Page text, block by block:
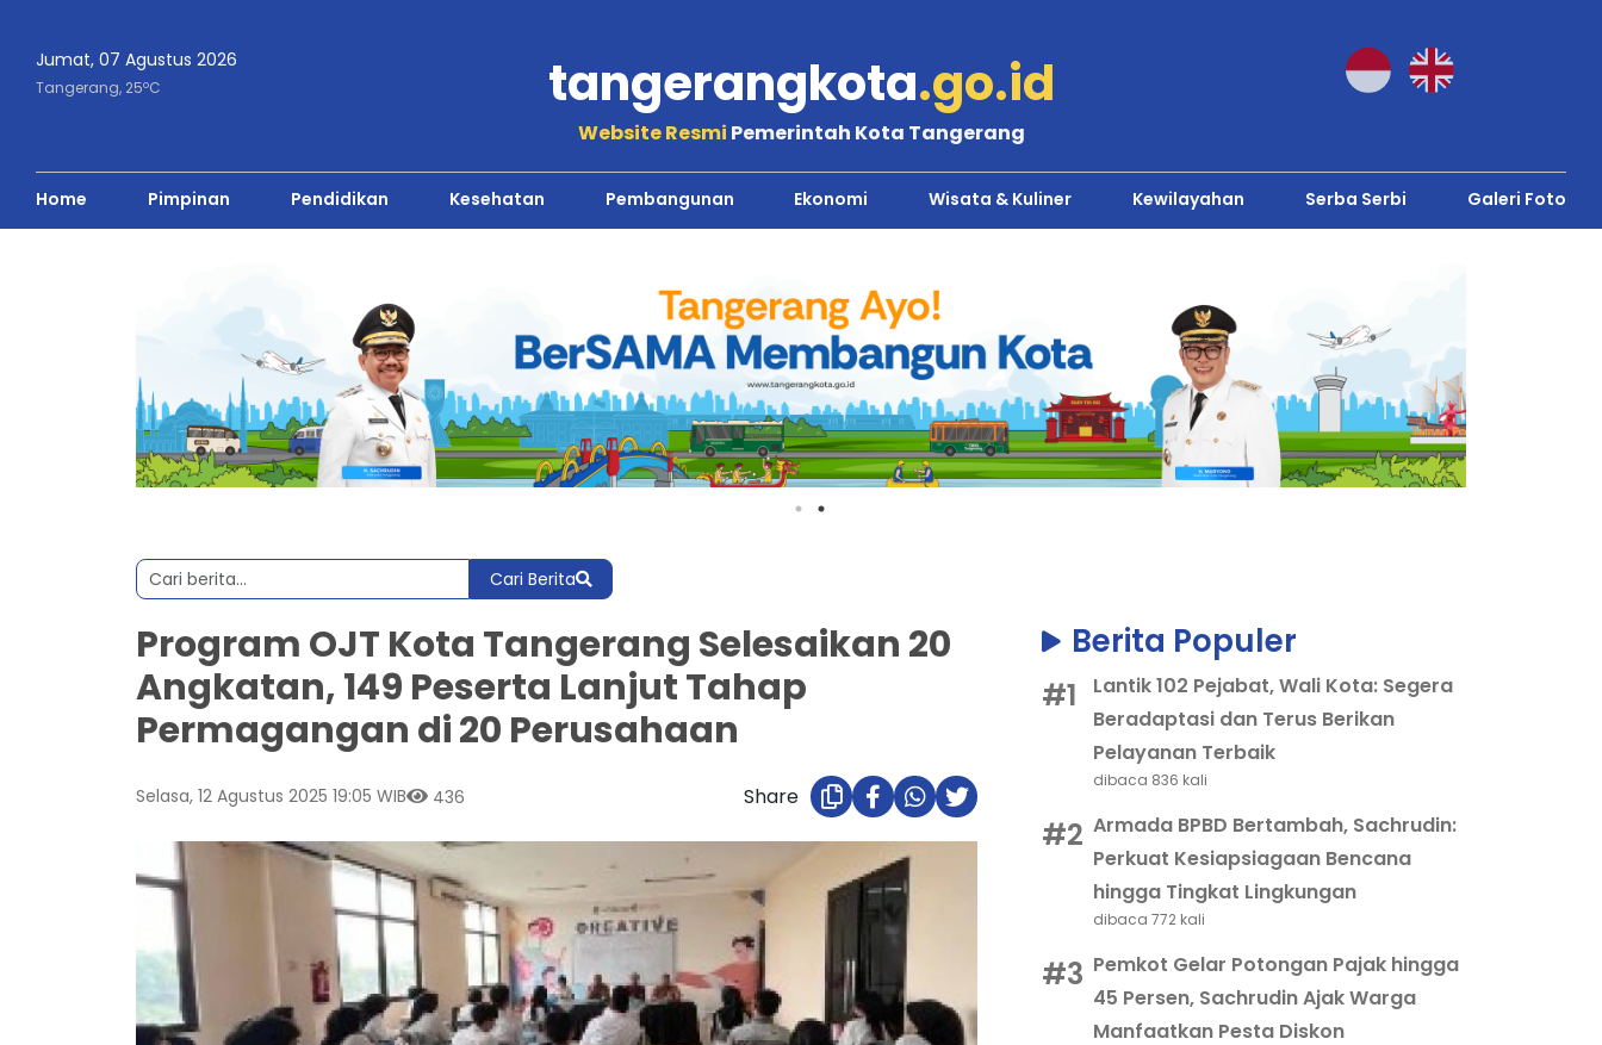
Jumat, 07 Agustus 2026
Tangerang, 25oC tangerangkota.go.id
Website Resmi Pemerintah Kota Tangerang
Home Pimpinan Pendidikan Kesehatan Pembangunan Ekonomi Wisata & Kuliner Kewilayahan Serba Serbi Galeri Foto
Cari Berita
Program OJT Kota Tangerang Selesaikan 20
Angkatan, 149 Peserta Lanjut Tahap
Permagangan di 20 Perusahaan
Selasa, 12 Agustus 2025 19:05 WIB 436 Share
Berita Populer
#1
Lantik 102 Pejabat, Wali Kota: Segera
Beradaptasi dan Terus Berikan
Pelayanan Terbaik
dibaca 836 kali
#2 Armada BPBD Bertambah, Sachrudin:
Perkuat Kesiapsiagaan Bencana
hingga Tingkat Lingkungan
dibaca 772 kali
#3 Pemkot Gelar Potongan Pajak hingga
45 Persen, Sachrudin Ajak Warga
Manfaatkan Pesta Diskon